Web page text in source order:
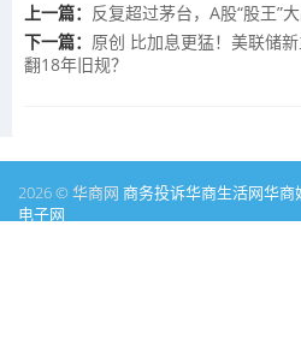
上一篇： 反复超过茅台，A股“股王”
下一篇： 原创 比加息更猛！美联储
翻18年旧规？
2026 © 华商网 商务投诉华商生活网华商
电子网